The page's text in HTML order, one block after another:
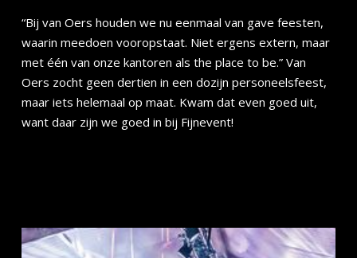
“Bij van Oers houden we nu eenmaal van gave feesten,
waarin meedoen vooropstaat. Niet ergens extern, maar
met één van onze kantoren als the place to be.” Van
Oers zocht geen dertien in een dozijn personeelsfeest,
maar iets helemaal op maat. Kwam dat even goed uit,
want daar zijn we goed in bij Fijnevent!